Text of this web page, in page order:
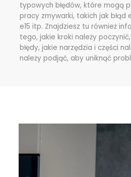
typowych błędów, które mogą
pracy zmywarki, takich jak błąd
e15 itp. Znajdziesz tu również
tego, jakie kroki należy
błędy, jakie narzędzia i części
należy podjąć, aby uniknąć